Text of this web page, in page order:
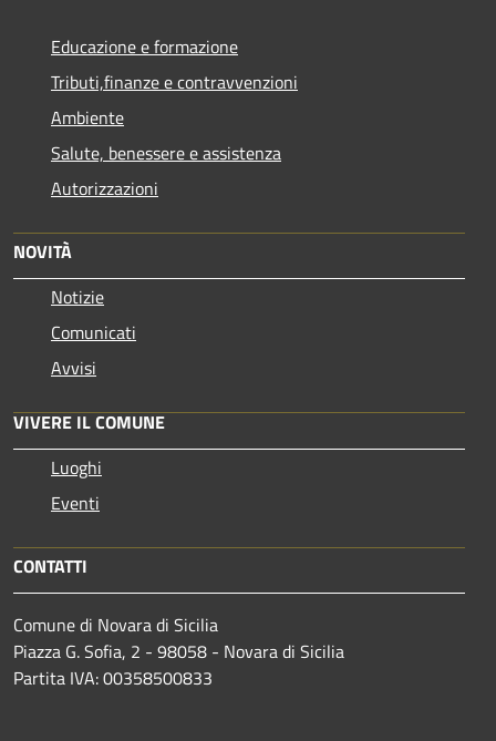
Educazione e formazione
Tributi,finanze e contravvenzioni
Ambiente
Salute, benessere e assistenza
Autorizzazioni
NOVITÀ
Notizie
Comunicati
Avvisi
VIVERE IL COMUNE
Luoghi
Eventi
CONTATTI
Comune di Novara di Sicilia
Piazza G. Sofia, 2 - 98058 - Novara di Sicilia
Partita IVA: 00358500833